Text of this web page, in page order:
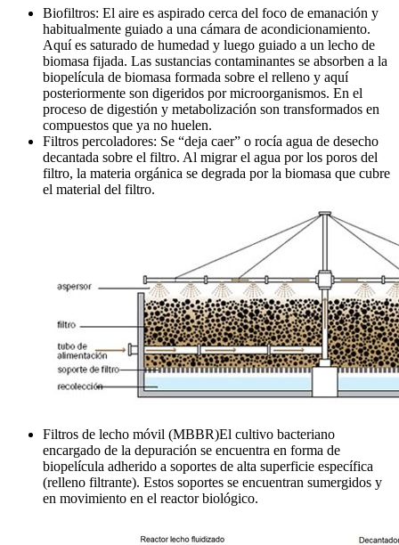
Biofiltros: El aire es aspirado cerca del foco de emanación y
habitualmente guiado a una cámara de acondicionamiento.
Aquí es saturado de humedad y luego guiado a un lecho de
biomasa fijada. Las sustancias contaminantes se absorben a la
biopelícula de biomasa formada sobre el relleno y aquí
posteriormente son digeridos por microorganismos. En el
proceso de digestión y metabolización son transformados en
compuestos que ya no huelen.
Filtros percoladores: Se “deja caer” o rocía agua de desecho
decantada sobre el filtro. Al migrar el agua por los poros del
filtro, la materia orgánica se degrada por la biomasa que cubre
el material del filtro.
Filtros de lecho móvil (MBBR)El cultivo bacteriano
encargado de la depuración se encuentra en forma de
biopelícula adherido a soportes de alta superficie específica
(relleno filtrante). Estos soportes se encuentran sumergidos y
en movimiento en el reactor biológico.